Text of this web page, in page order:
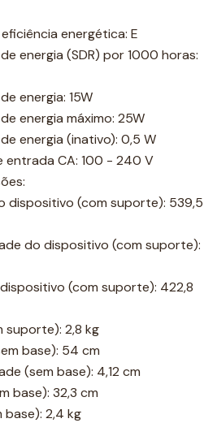
energética: E
energia (SDR) por 1000 horas:
energia: 15W
energia máximo: 25W
energia (inativo): 0,5 W
entrada CA: 100 - 240 V
dispositivo (com suporte): 539,5
do dispositivo (com suporte):
(com suporte): 422,8
suporte): 2,8 kg
base): 54 cm
(sem base): 4,12 cm
base): 32,3 cm
base): 2,4 kg